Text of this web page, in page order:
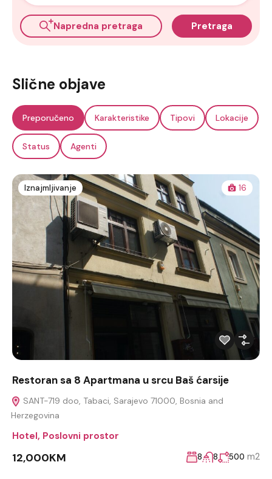
Napredna pretraga Pretraga
Slične objave
Preporučeno Karakteristike Tipovi Lokacije
Status Agenti
Iznajmljivanje 16
Restoran sa 8 Apartmana u srcu Baš ćarsije
SANT-719 doo, Tabaci, Sarajevo 71000, Bosnia and
Herzegovina
Hotel, Poslovni prostor
12,000KM 8 8 500 m2